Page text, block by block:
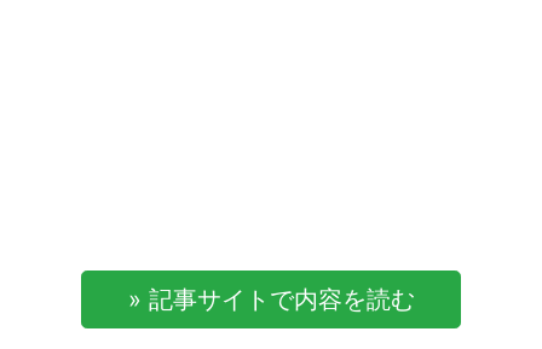
» 記事サイトで内容を読む